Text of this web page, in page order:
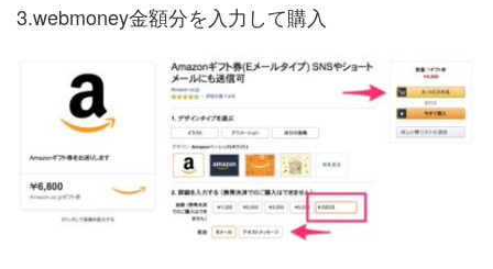
3.webmoney金額分を入力して購入